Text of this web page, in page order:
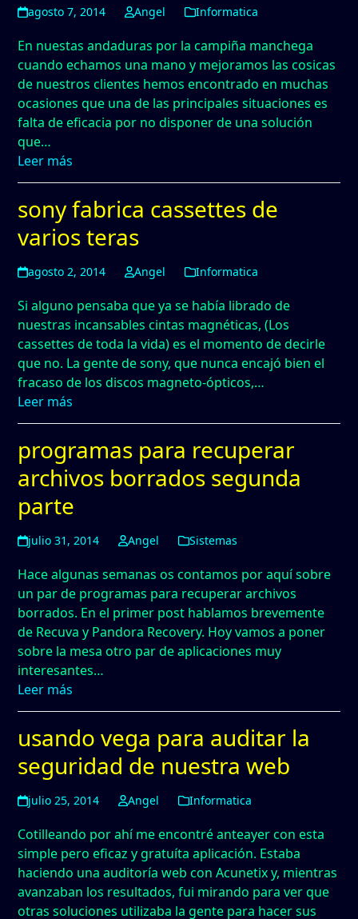
agosto 7, 2014 Angel Informatica
En nuestas andaduras por la campiña manchega
cuando echamos una mano y mejoramos las cosicas
de nuestros clientes hemos encontrado en muchas
ocasiones que una de las principales situaciones es
falta de eficacia por no disponer de una solución
que…
Leer más
sony fabrica cassettes de
varios teras
agosto 2, 2014 Angel Informatica
Si alguno pensaba que ya se había librado de
nuestras incansables cintas magnéticas, (Los
cassettes de toda la vida) es el momento de decirle
que no. La gente de sony, que nunca encajó bien el
fracaso de los discos magneto-ópticos,…
Leer más
programas para recuperar
archivos borrados segunda
parte
julio 31, 2014 Angel Sistemas
Hace algunas semanas os contamos por aquí sobre
un par de programas para recuperar archivos
borrados. En el primer post hablamos brevemente
de Recuva y Pandora Recovery. Hoy vamos a poner
sobre la mesa otro par de aplicaciones muy
interesantes…
Leer más
usando vega para auditar la
seguridad de nuestra web
julio 25, 2014 Angel Informatica
Cotilleando por ahí me encontré anteayer con esta
simple pero eficaz y gratuíta aplicación. Estaba
haciendo una auditoría web con Acunetix y, mientras
avanzaban los resultados, fui mirando para ver que
otras soluciones utilizaba la gente para hacer sus